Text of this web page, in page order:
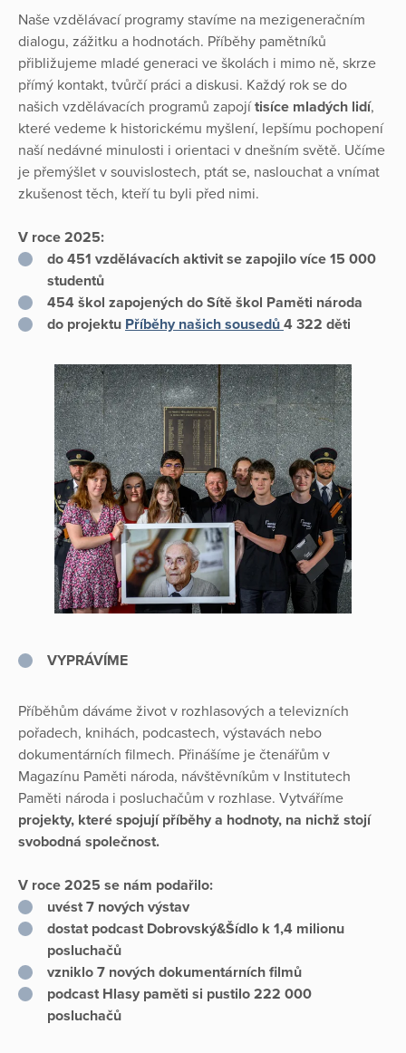
Naše vzdělávací programy stavíme na mezigeneračním
dialogu, zážitku a hodnotách. Příběhy pamětníků
přibližujeme mladé generaci ve školách i mimo ně, skrze
přímý kontakt, tvůrčí práci a diskusi. Každý rok se do
našich vzdělávacích programů zapojítisíce mladých lidí,
které vedeme k historickému myšlení, lepšímu pochopení
naší nedávné minulosti i orientaci v dnešním světě. Učíme
je přemýšlet v souvislostech, ptát se, naslouchat a vnímat
zkušenost těch, kteří tu byli před nimi.
V roce 2025:
do 451 vzdělávacích aktivit se zapojilo více 15 000
studentů
454 škol zapojených do Sítě škol Paměti národa
do projektu Příběhy našich sousedů 4 322 děti
VYPRÁVÍME
Příběhům dáváme život v rozhlasových a televizních
pořadech, knihách, podcastech, výstavách nebo
dokumentárních filmech. Přinášíme je čtenářům v
Magazínu Paměti národa, návštěvníkům v Institutech
Paměti národa i posluchačům v rozhlase. Vytváříme
projekty, které spojují příběhy a hodnoty, na nichž stojí
svobodná společnost.
V roce 2025 se nám podařilo:
uvést 7 nových výstav
dostat podcast Dobrovský&Šídlo k 1,4 milionu
posluchačů
vzniklo 7 nových dokumentárních filmů
podcast Hlasy paměti si pustilo 222 000
posluchačů